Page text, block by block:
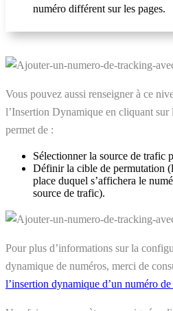
numéro différent sur les pages.
Vous pouvez aussi renseigner à ce
l’Insertion Dynamique en cliquant sur
permet de :
Sélectionner la source de trafic
Définir la cible de permutation
place duquel s’affichera le
source de trafic).
Pour plus d’informations sur la
dynamique de numéros, merci de
l’insertion dynamique d’un numéro